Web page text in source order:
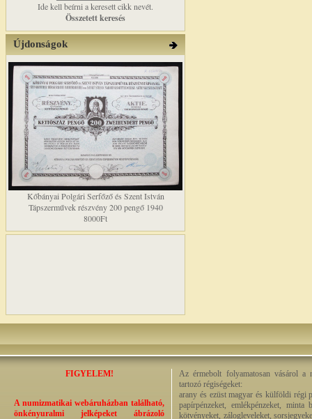
Ide kell beírni a keresett cikk nevét.
Összetett keresés
Újdonságok
Kőbányai Polgári Serfőző és Szent István
Tápszerművek részvény 200 pengő 1940
8000Ft
FIGYELEM!
A numizmatikai webáruházban található,
önkényuralmi jelképeket ábrázoló
Az érmebolt folyamatosan vásárol a
tartozó régiségeket:
arany és ezüst magyar és külföldi régi
papírpénzeket, emlékpénzeket, minta
kötvényeket, zálogleveleket,